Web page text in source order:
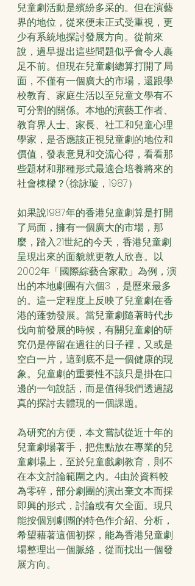
兒童劇活動是繽紛多采的。但在演藝
界的地位，從來便未正式受重視，更
少有系統地探討發展方向。從前來
說，過早提出這些問題似乎會令人裹
足不前。但現在兒童劇總算打開了局
面，不僅有一個廣大的市場，還跟學
校教育、家庭生活以至兒童文學有不
可分割的關係。本地的演藝工作者、
教育界人士、家長、社工和兒童心理
學家，是否應該正視兒童劇的地位和
價值，發表意見和交流心得，看看那
些題材和那種形式最適合培養將來的
社會棟樑？(徐詠璇，1987）
如果說1987年的香港兒童劇算是打開
了局面，擁有一個廣大的市場，那
麼，踏入21世紀的今天，香港兒童劇
呈現出來的面貌就更教人欣喜。以
2002年「國際綜藝合家歡」為例，演
出的本地劇團有六個3 ，是歷來最多
的。這一定程度上反映了兒童劇在香
港的蓬勃發展。當兒童劇隨著時代步
伐向前發展的時候，有關兒童劇的研
究仍是停留在過往的日子裡，又或是
空白一片，這到底不是一個健康的現
象。兒童劇的重要性不該只是掛在口
邊的一句說話，而是值得我們透過認
真的探討去體現的一個課題。
為研究的方便，本文嘗試從近十年的
兒童劇場著手，把焦點放在專業的兒
童劇場上，至於兒童戲劇教育，則不
在本文討論範圍之內。4由於資料較
為零碎，部分劇團的演出棄文本而採
即興的形式，討論或有欠全面。現只
能按個別劇團的特色作介紹、分析，
希望藉著這個初探，能為香港兒童劇
場整理出一個脈絡，從而找出一個發
展方向。